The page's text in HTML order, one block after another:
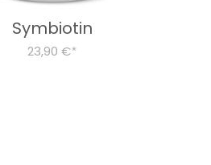
Symbiotin
23,90 €*